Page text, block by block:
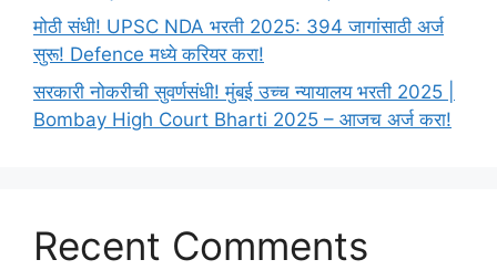
मोठी संधी! UPSC NDA भरती 2025: 394 जागांसाठी अर्ज
सुरू! Defence मध्ये करियर करा!
सरकारी नोकरीची सुवर्णसंधी! मुंबई उच्च न्यायालय भरती 2025 |
Bombay High Court Bharti 2025 – आजच अर्ज करा!
Recent Comments